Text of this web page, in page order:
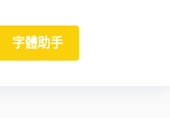
字體助手